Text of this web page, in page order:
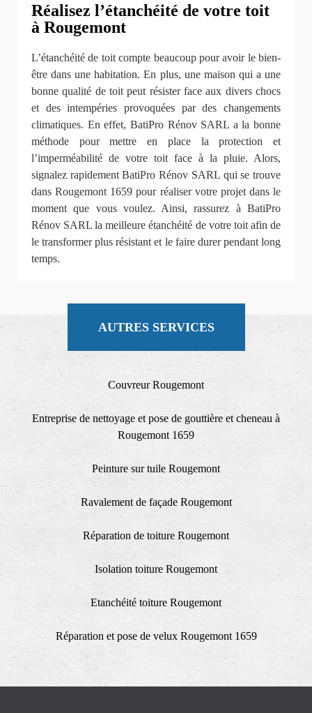
Réalisez l’étanchéité de votre toit
à Rougemont
L’étanchéité de toit compte beaucoup pour avoir le bien-
être dans une habitation. En plus, une maison qui a une
bonne qualité de toit peut résister face aux divers chocs
et des intempéries provoquées par des changements
climatiques. En effet, BatiPro Rénov SARL a la bonne
méthode pour mettre en place la protection et
l’imperméabilité de votre toit face à la pluie. Alors,
signalez rapidement BatiPro Rénov SARL qui se trouve
dans Rougemont 1659 pour réaliser votre projet dans le
moment que vous voulez. Ainsi, rassurez à BatiPro
Rénov SARL la meilleure étanchéité de votre toit afin de
le transformer plus résistant et le faire durer pendant long
temps.
AUTRES SERVICES
Couvreur Rougemont
Entreprise de nettoyage et pose de gouttière et cheneau à
Rougemont 1659
Peinture sur tuile Rougemont
Ravalement de façade Rougemont
Réparation de toiture Rougemont
Isolation toiture Rougemont
Etanchéité toiture Rougemont
Réparation et pose de velux Rougemont 1659